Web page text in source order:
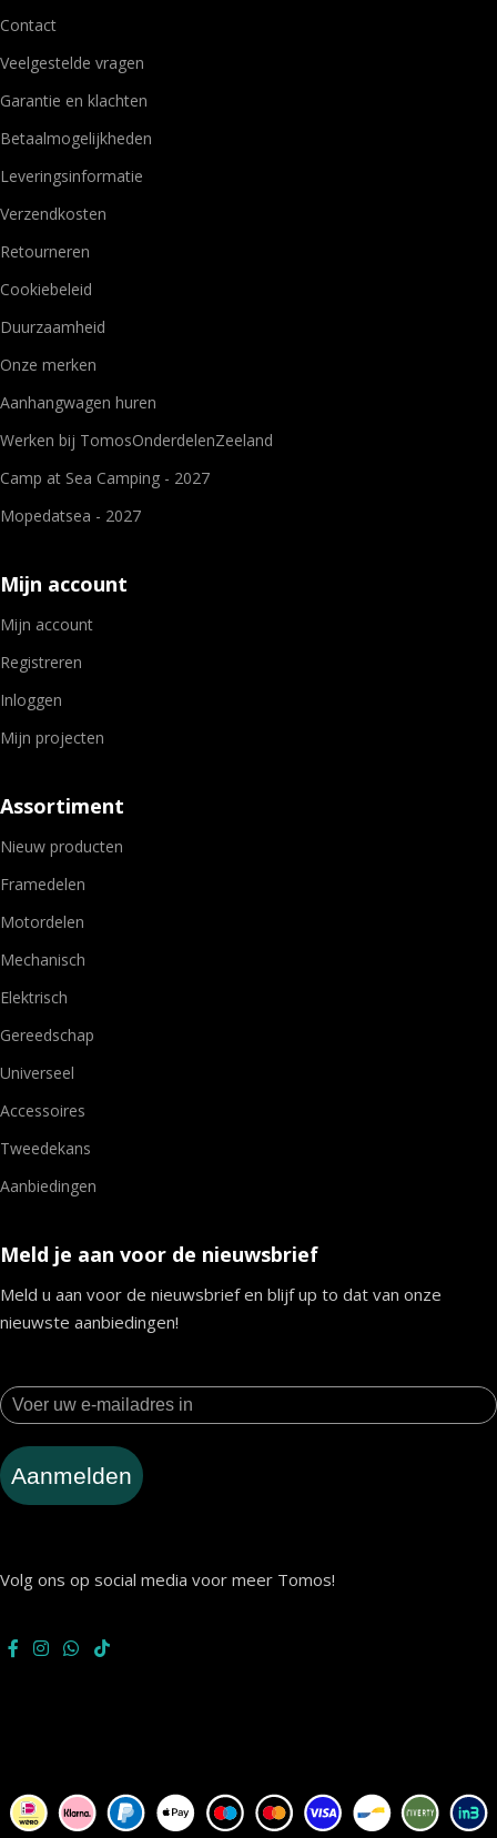
Contact
Veelgestelde vragen
Garantie en klachten
Betaalmogelijkheden
Leveringsinformatie
Verzendkosten
Retourneren
Cookiebeleid
Duurzaamheid
Onze merken
Aanhangwagen huren
Werken bij TomosOnderdelenZeeland
Camp at Sea Camping - 2027
Mopedatsea - 2027
Mijn account
Mijn account
Registreren
Inloggen
Mijn projecten
Assortiment
Nieuw producten
Framedelen
Motordelen
Mechanisch
Elektrisch
Gereedschap
Universeel
Accessoires
Tweedekans
Aanbiedingen
Meld je aan voor de nieuwsbrief
Meld u aan voor de nieuwsbrief en blijf up to dat van onze
nieuwste aanbiedingen!
Aanmelden
Volg ons op social media voor meer Tomos!